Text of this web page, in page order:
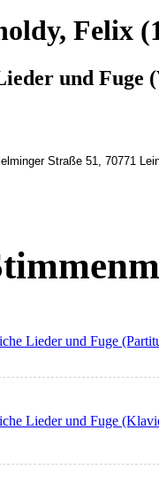
Felix
und Fuge
Straße 51, 70771
Lieder und Fuge
Lieder und Fuge